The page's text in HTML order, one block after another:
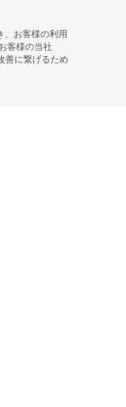
| JP
お客様の利用
客様の当社
善に繋げるため